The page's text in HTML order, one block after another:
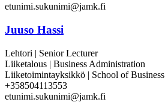
etunimi.sukunimi@jamk.fi
Juuso Hassi
Lehtori | Senior Lecturer
Liiketalous | Business Administration
Liiketoimintayksikkö | School of Business
+358504113553
etunimi.sukunimi@jamk.fi